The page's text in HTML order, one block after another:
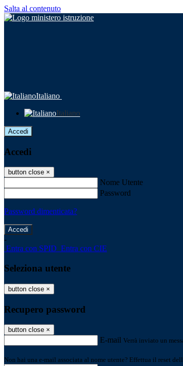
Salta al contenuto
Italiano
Italiano
Accedi
Accedi
button close ×
Nome Utente
Password
Password dimenticata?
-
Entra con SPID Entra con CIE
Seleziona utente
button close ×
Recupero password
button close ×
E-mail Verrà inviato un
Non hai una e-mail associata al nome utente? Effettua il reset